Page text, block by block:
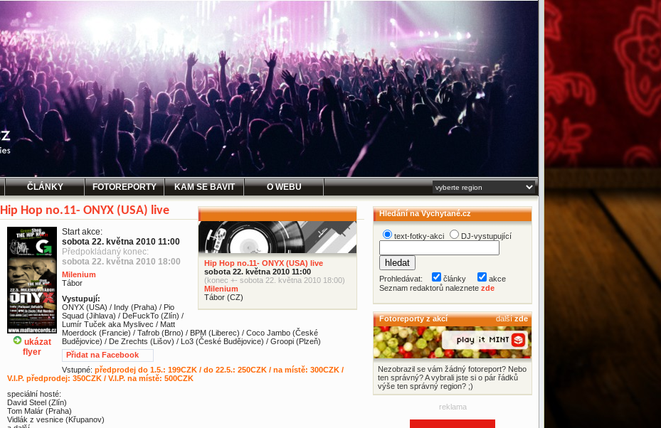
ČLÁNKY FOTOREPORTY KAM SE BAVIT O WEBU
Hip Hop no.11- ONYX (USA) live
sobota 22. května 2010 11:00
(konec +- sobota 22. května 2010 18:00)
Milenium
Tábor (CZ)
Hip Hop no.11- ONYX (USA) live
ukázat
flyer
Start akce:
sobota 22. května 2010 11:00
Předpokládaný konec:
sobota 22. května 2010 18:00
Milenium
Tábor
Vystupují:
ONYX (USA) / Indy (Praha) / Pio
Squad (Jihlava) / DeFuckTo (Zlín) /
Lumír Tuček aka Myslivec / Matt
Moerdock (Francie) / Tafrob (Brno) / BPM (Liberec) / Coco Jambo (České
Budějovice) / De Zrechts (Lišov) / Lo3 (České Budějovice) / Groopi (Plzeň)
Přidat na Facebook
Vstupné: předprodej do 1.5.: 199CZK / do 22.5.: 250CZK / na místě: 300CZK /
V.I.P. předprodej: 350CZK / V.I.P. na místě: 500CZK
speciální hosté:
David Steel (Zlín)
Tom Malár (Praha)
Vidlák z vesnice (Křupanov)
Hledání na Vychytané.cz
text-fotky-akci DJ-vystupující
Prohledávat: články
akce
Seznam redaktorů naleznete zde
Fotoreporty z akcí dalšízde
Nezobrazil se vám žádný fotoreport? Nebo
ten správný? A vybrali jste si o pár řádků
výše ten správný region? ;)
reklama